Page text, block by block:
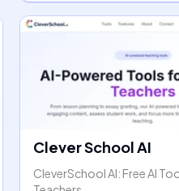
Clever School AI
CleverSchool AI: Free AI